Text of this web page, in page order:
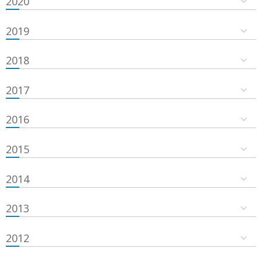
2019
2018
2017
2016
2015
2014
2013
2012